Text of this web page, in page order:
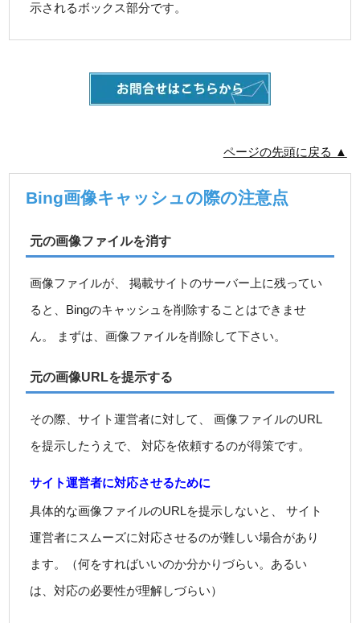
示されるボックス部分です。
ページの先頭に戻る ▲
Bing画像キャッシュの際の注意点
元の画像ファイルを消す
画像ファイルが、 掲載サイトのサーバー上に残ってい
ると、Bingのキャッシュを削除することはできませ
ん。 まずは、画像ファイルを削除して下さい。
元の画像URLを提示する
その際、サイト運営者に対して、 画像ファイルのURL
を提示したうえで、 対応を依頼するのが得策です。
サイト運営者に対応させるために
具体的な画像ファイルのURLを提示しないと、 サイト
運営者にスムーズに対応させるのが難しい場合があり
ます。（何をすればいいのか分かりづらい。あるい
は、対応の必要性が理解しづらい）